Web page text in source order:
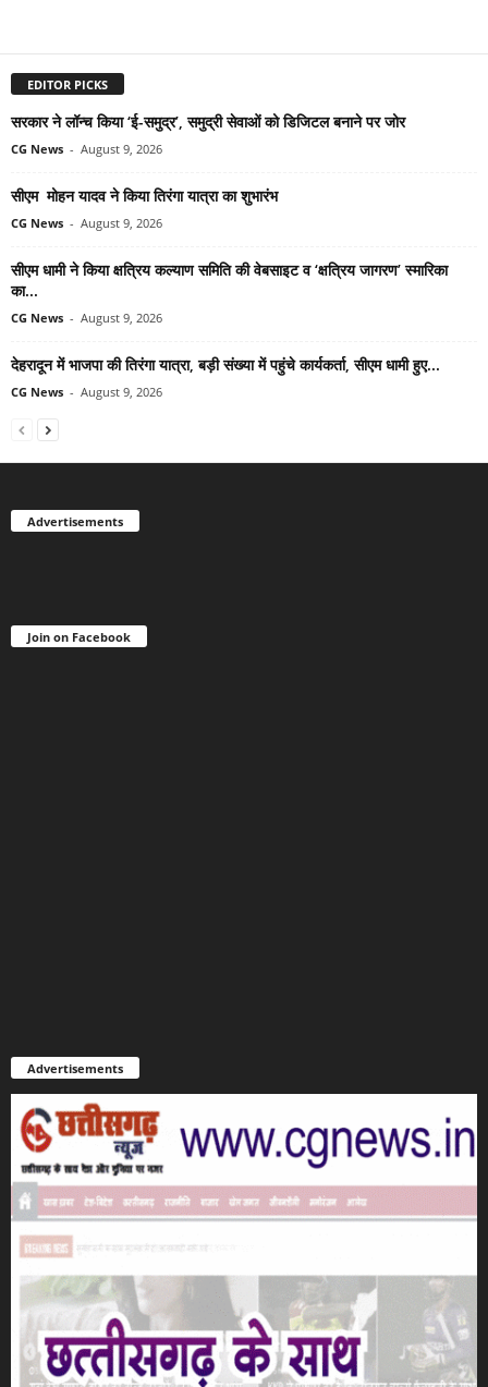
EDITOR PICKS
सरकार ने लॉन्च किया ‘ई-समुद्र’, समुद्री सेवाओं को डिजिटल बनाने पर जोर
CG News - August 9, 2026
सीएम मोहन यादव ने किया तिरंगा यात्रा का शुभारंभ
CG News - August 9, 2026
सीएम धामी ने किया क्षत्रिय कल्याण समिति की वेबसाइट व ‘क्षत्रिय जागरण’ स्मारिका
का...
CG News - August 9, 2026
देहरादून में भाजपा की तिरंगा यात्रा, बड़ी संख्या में पहुंचे कार्यकर्ता, सीएम धामी हुए...
CG News - August 9, 2026
Advertisements
Join on Facebook
Advertisements